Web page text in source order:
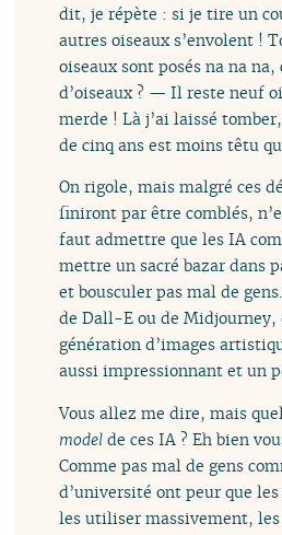
dit, je répète : si je tire un
autres oiseaux s’envolent !
oiseaux sont posés na na
d’oiseaux ? — Il reste neuf
merde ! Là j’ai laissé
de cinq ans est moins têtu
On rigole, mais malgré ces
finiront par être comblés,
faut admettre que les IA
mettre un sacré bazar dans
et bousculer pas mal de
de Dall-E ou de Midjourney,
génération d’images
aussi impressionnant et un
Vous allez me dire, mais
model de ces IA ? Eh bien
Comme pas mal de gens
d’université ont peur que
les utiliser massivement, les